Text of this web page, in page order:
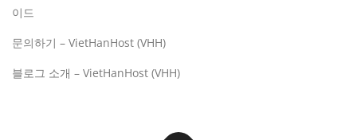
이드
문의하기 – VietHanHost (VHH)
블로그 소개 – VietHanHost (VHH)